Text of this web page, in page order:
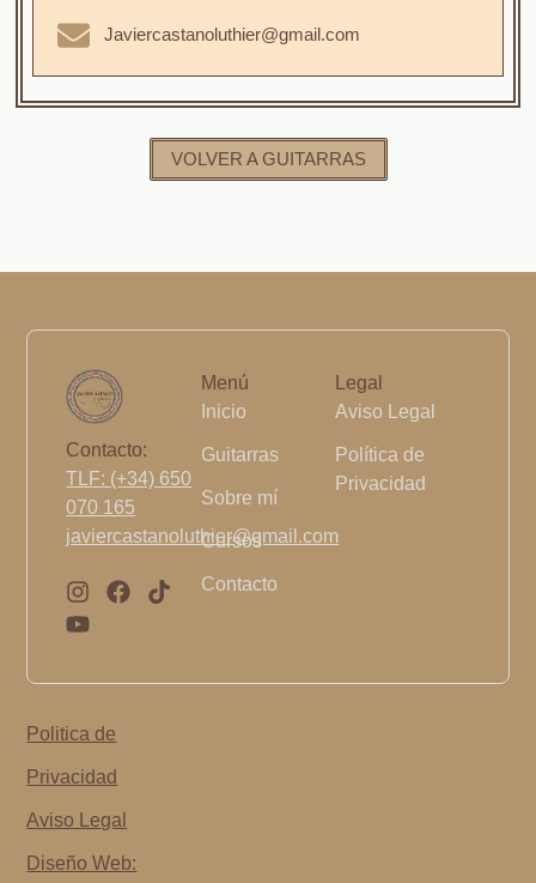
Javiercastanoluthier@gmail.com
VOLVER A GUITARRAS
Contacto:
TLF: (+34) 650
070 165
javiercastanoluthier@gmail.com
I
n
s
a
r
m
F
b
o
T
o
Y
o
u
u
e
Menú
Inicio
Guitarras
Sobre mí
Cursos
Contacto
Legal
Aviso Legal
Política de
Privacidad
Politica de
Privacidad
Aviso Legal
Diseño Web: